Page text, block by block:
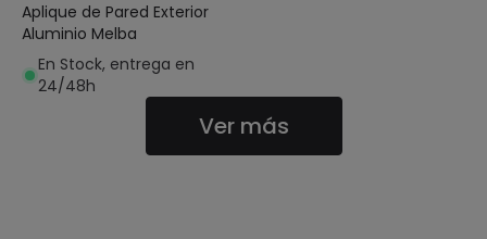
Aplique de Pared Exterior
Aluminio Melba
En Stock, entrega en
24/48h
Ver más